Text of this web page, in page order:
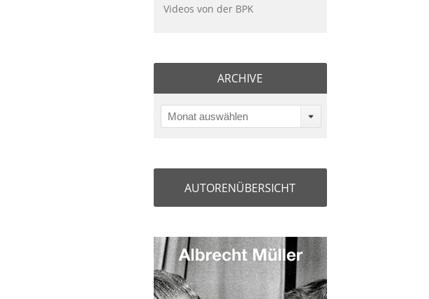
Videos von der BPK
ARCHIVE
Monat auswählen
AUTORENÜBERSICHT